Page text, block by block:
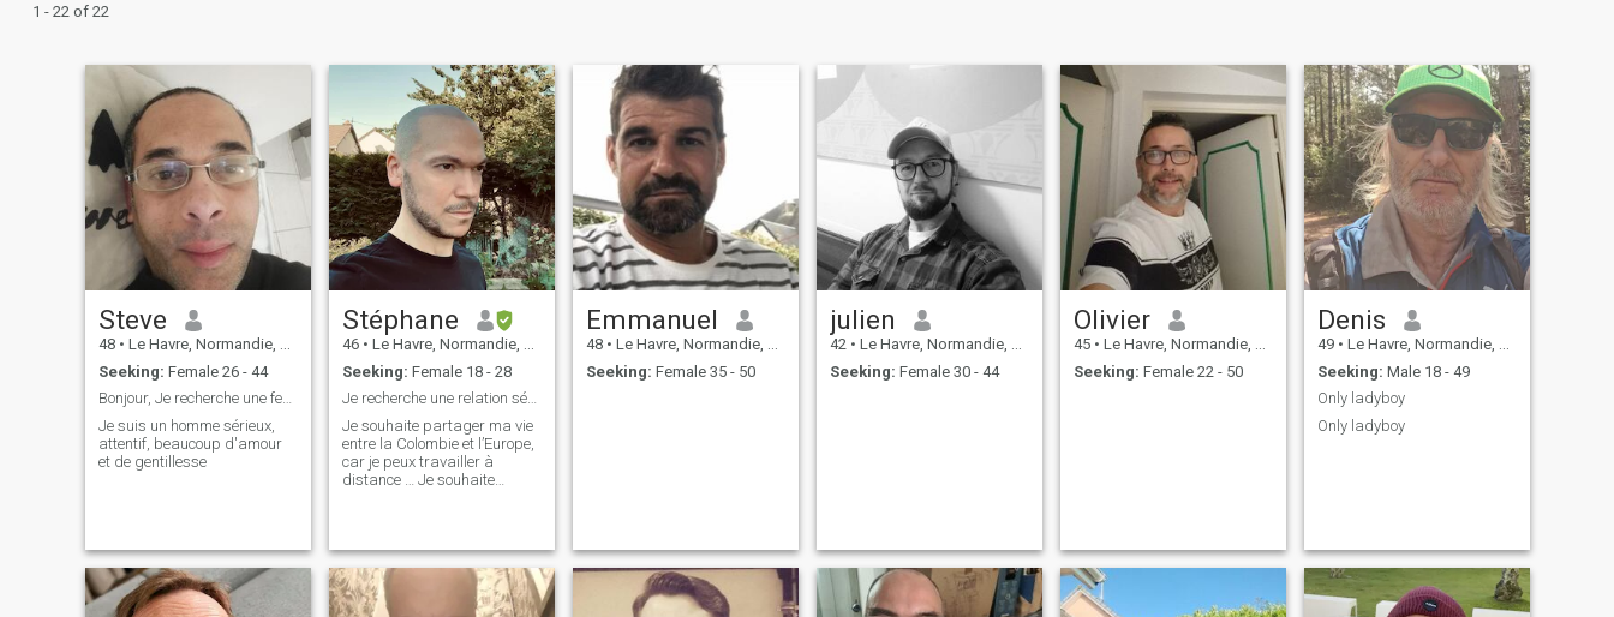
1 - 22 of 22
Steve
48 • Le Havre, Normandie, France
Seeking: Female 26 - 44
Bonjour, Je recherche une femme chinoise céliba...
Je suis un homme sérieux,
attentif, beaucoup d'amour
et de gentillesse
Stéphane
46 • Le Havre, Normandie, France
Seeking: Female 18 - 28
Je recherche une relation sérieuse
Je souhaite partager ma vie
entre la Colombie et l’Europe,
car je peux travailler à
distance … Je souhaite
Emmanuel
48 • Le Havre, Normandie, France
Seeking: Female 35 - 50
julien
42 • Le Havre, Normandie, France
Seeking: Female 30 - 44
Olivier
45 • Le Havre, Normandie, France
Seeking: Female 22 - 50
Denis
49 • Le Havre, Normandie, France
Seeking: Male 18 - 49
Only ladyboy
Only ladyboy